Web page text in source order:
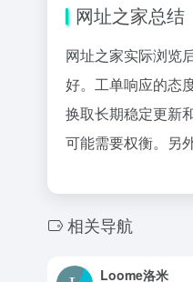
网址之家总结
网址之家实际浏览
好。工单响应的态
换取长期稳定更新
可能需要权衡。另
相关导航
Loome洛米